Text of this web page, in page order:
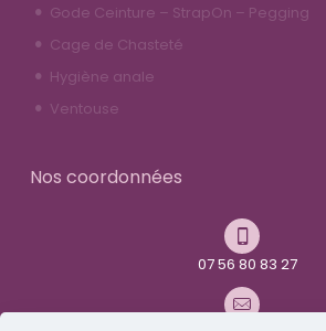
Gode Ceinture – StrapOn – Pegging
Cage de Chasteté
Hygiène anale
Ventouse
Nos coordonnées
07 56 80 83 27